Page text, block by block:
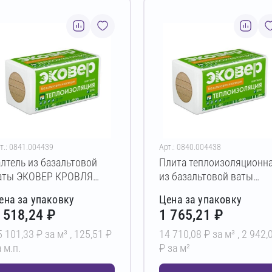
0841.004439
из базальтовой
ЭКОВЕР КРОВЛЯ
мм
за упаковку
₽
101,33 ₽ за м³ , 125,51 ₽
м.п.
Арт.: 0840.004438
Плита
из базальтовой ваты
200х600х1000 мм
Цена за упаковку
1 765,21 ₽
14 710,08 ₽ за м³ , 2
₽ за м²